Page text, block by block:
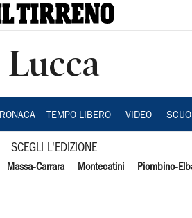
Lucca
TEMPO LIBERO VIDEO
SCEGLI L'EDIZIONE
Massa-Carrara Montecatini Piombino-